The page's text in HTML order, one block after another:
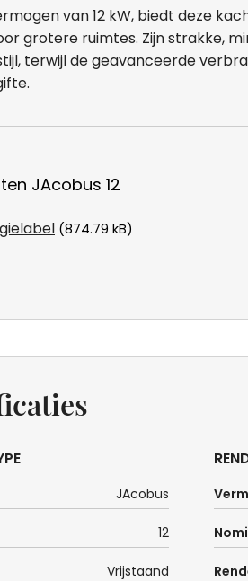
van 12 kW, biedt deze
grotere ruimtes. Zijn strakke,
terwijl de geavanceerde
JAcobus 12
(874.79 kB)
JAcobus
12
Vrijstaand